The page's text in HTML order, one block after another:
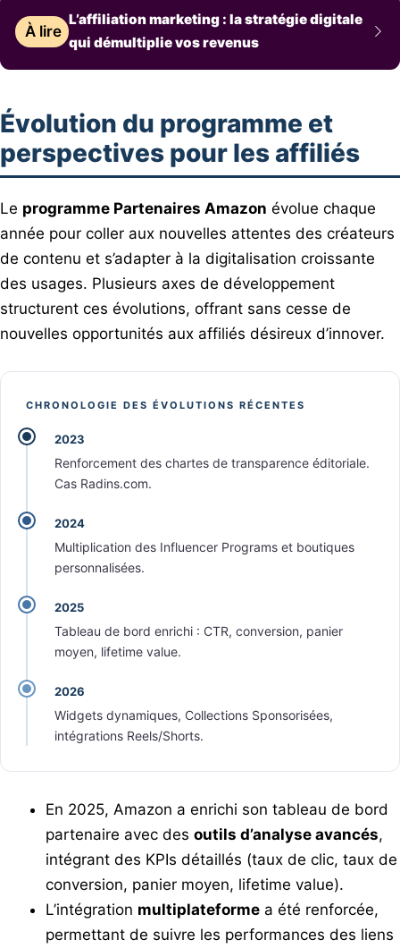
À lire
L’affiliation marketing : la stratégie digitale
qui démultiplie vos revenus
Évolution du programme et
perspectives pour les affiliés
Le programme Partenaires Amazon évolue chaque
année pour coller aux nouvelles attentes des créateurs
de contenu et s’adapter à la digitalisation croissante
des usages. Plusieurs axes de développement
structurent ces évolutions, offrant sans cesse de
nouvelles opportunités aux affiliés désireux d’innover.
CHRONOLOGIE DES ÉVOLUTIONS RÉCENTES
2023
Renforcement des chartes de transparence éditoriale.
Cas Radins.com.
2024
Multiplication des Influencer Programs et boutiques
personnalisées.
2025
Tableau de bord enrichi : CTR, conversion, panier
moyen, lifetime value.
2026
Widgets dynamiques, Collections Sponsorisées,
intégrations Reels/Shorts.
En 2025, Amazon a enrichi son tableau de bord
partenaire avec des outils d’analyse avancés,
intégrant des KPIs détaillés (taux de clic, taux de
conversion, panier moyen, lifetime value).
L’intégration multiplateforme a été renforcée,
permettant de suivre les performances des liens